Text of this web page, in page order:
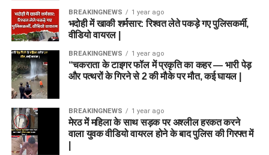
BREAKINGNEWS 1 year ago
भदोही में खाकी शर्मसार: रिश्वत लेते पकड़े गए पुलिसकर्मी,
वीडियो वायरल |
BREAKINGNEWS 1 year ago
“चकराता के टाइगर फॉल में प्रकृति का कहर — भारी पेड़
और पत्थरों के गिरने से 2 की मौके पर मौत, कई घायल |
BREAKINGNEWS 1 year ago
मेरठ में महिला के साथ सड़क पर अश्लील हरकत करने
वाला युवक वीडियो वायरल होने के बाद पुलिस की गिरफ्त में